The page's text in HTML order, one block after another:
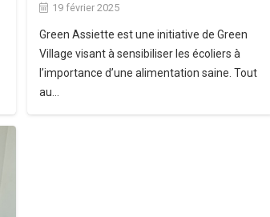
19 février 2025
Green Assiette est une initiative de Green
Village visant à sensibiliser les écoliers à
l’importance d’une alimentation saine. Tout
au…